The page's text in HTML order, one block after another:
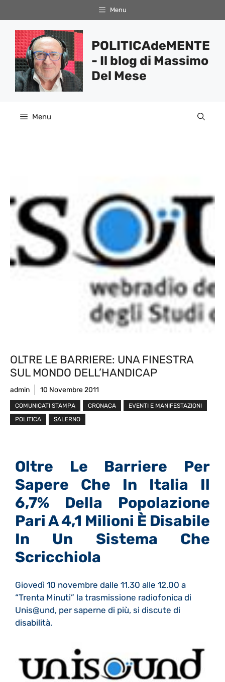
al
contenuto
Menu
POLITICAdeMENTE
- Il blog di Massimo
Del Mese
Menu
OLTRE LE BARRIERE: UNA FINESTRA
SUL MONDO DELL’HANDICAP
admin 10 Novembre 2011
COMUNICATI STAMPA CRONACA
EVENTI E MANIFESTAZIONI
POLITICA
SALERNO
Oltre Le Barriere Per
Sapere Che In Italia Il
6,7% Della Popolazione
Pari A 4,1 Milioni È Disabile
In Un Sistema Che
Scricchiola
Giovedì 10 novembre dalle 11.30 alle 12.00 a
“Trenta Minuti” la trasmissione radiofonica di
Unis@und, per saperne di più, si discute di
disabilità.